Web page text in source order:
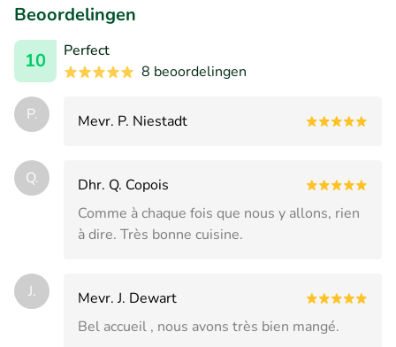
Beoordelingen
10
Perfect
8 beoordelingen
P. Mevr. P. Niestadt
Q.
Dhr. Q. Copois
Comme à chaque fois que nous y allons, rien
à dire. Très bonne cuisine.
J.
Mevr. J. Dewart
Bel accueil , nous avons très bien mangé.